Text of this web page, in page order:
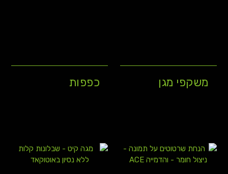
משקפי מגן כפפות